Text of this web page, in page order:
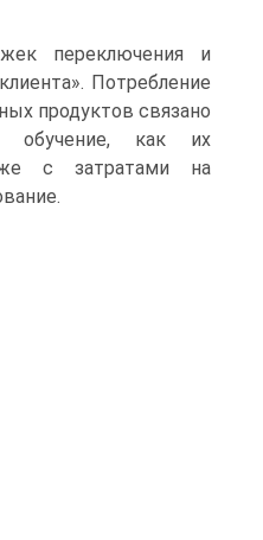
переключения и
Потребление
продуктов связано
как их
с затратами на